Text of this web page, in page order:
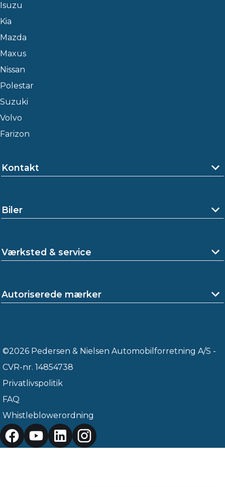
Isuzu
Kia
Mazda
Maxus
Nissan
Polestar
Suzuki
Volvo
Farizon
Kontakt
Biler
Værksted & service
Autoriserede mærker
©2026 Pedersen & Nielsen Automobilforretning A/S -
CVR-nr. 14854738
Privatlivspolitik
FAQ
Whistleblowerordning